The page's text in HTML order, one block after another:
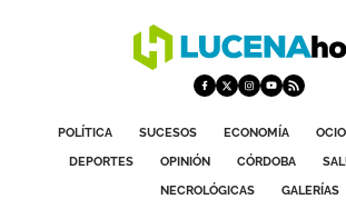
POLÍTICA SUCESOS ECONOMÍA OCIO
DEPORTES
OPINIÓN CÓRDOBA
NECROLÓGICAS
GALERÍAS